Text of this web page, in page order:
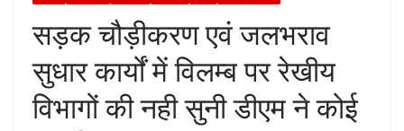
सड़क चौड़ीकरण एवं जलभराव
सुधार कार्यों में विलम्ब पर रेखीय
विभागों की नही सुनी डीएम ने कोई